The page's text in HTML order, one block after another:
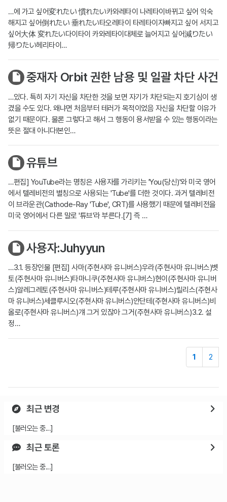
…에 가고 싶어変れたい 慣れたい카와레타이 나레타이바뀌고 싶어 익숙
해지고 싶어倒れたい 垂れたい타오레타이 타레타이자빠지고 싶어 서지고
싶어大体 変れたい다이타이 카와레타이대체로 늘어지고 싶어減りたい
帰りたい헤리타이…
중재자 Orbit 권한 남용 및 일괄 차단 사건
…있다. 특히 자기 자신을 차단한 것을 보면 자기가 차단되는지 호기심이 생
겼을 수도 있다. 왜냐면 처음부터 테러가 목적이었음 자신을 차단할 이유가
없기 때문이다. 물론 그렇다고 해서 그 행동이 용서받을 수 있는 행동이라는
뜻은 절대 아니다!본인…
유튜브
…편집] YouTube라는 명칭은 사용자를 가리키는 'You(당신)'와 미국 영어
에서 텔레비전의 별칭으로 사용되는 'Tube'를 더한 것이다. 과거 텔레비전
이 브라운관(Cathode-Ray 'Tube', CRT)를 사용했기 때문에 텔레비전을
미국 영어에서 다른 말로 '튜브'라 부른다.[7] 즉 …
사용자:Juhyyun
…3.1. 등장인물 [편집] 사마(주현사마 유니버스)우라(주현사마 유니버스)벳
토(주현사마 유니버스)타마니쿠(주현사마 유니버스)현이(주현사마 유니버
스)알레그레토(주현사마 유니버스)테루(주현사마 유니버스)릴리스(주현사
마 유니버스)세클루시오(주현사마 유니버스)안단테(주현사마 유니버스)비
올로(주현사마 유니버스)걔 그거 있잖아 그거(주현사마 유니버스)3.2. 설
정…
1 2
최근 변경
[불러오는 중...]
최근 토론
[불러오는 중...]